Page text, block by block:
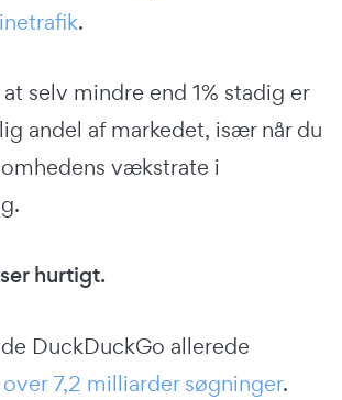
.
selv mindre end 1% stadig er
andel af markedet, især når du
vækstrate i
hurtigt.
DuckDuckGo allerede
over 7,2 milliarder søgninger.